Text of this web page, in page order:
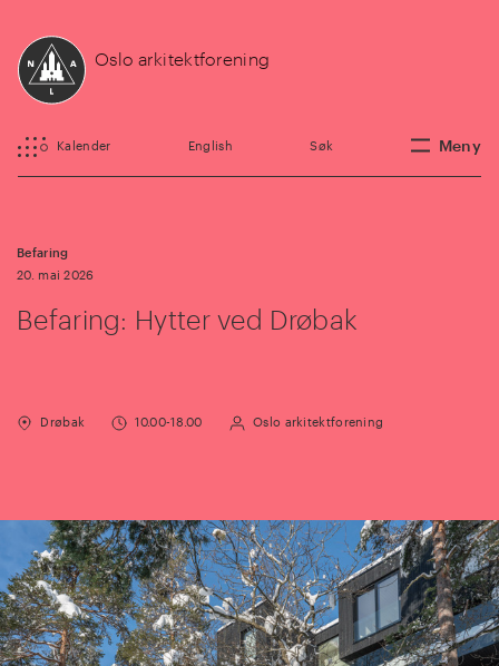
Oslo arkitektforening
Kalender English Søk Meny
Befaring
20. mai 2026
Befaring: Hytter ved Drøbak
Drøbak 10.00-18.00 Oslo arkitektforening